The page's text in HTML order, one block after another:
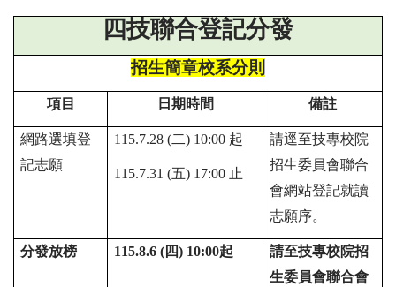
四技聯合登記分發
招生簡章校系分則
項目 日期時間 備註
網路選填登
記志願
115.7.28 (二) 10:00 起
115.7.31 (五) 17:00 止
請逕至技專校院
招生委員會聯合
會網站登記就讀
志願序。
分發放榜 115.8.6 (四) 10:00起
請至技專校院招
生委員會聯合會